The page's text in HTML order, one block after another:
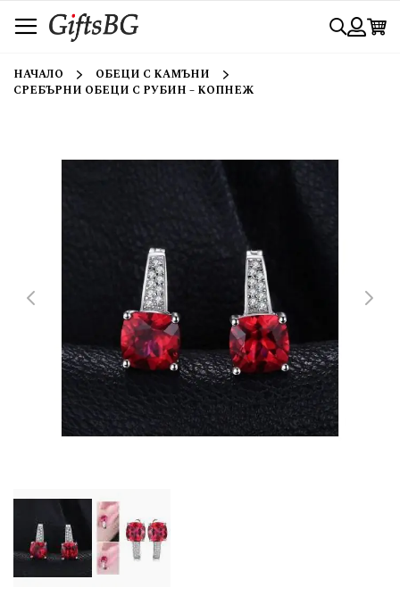
към
съдържанието
Търси
НАЧАЛО
ОБЕЦИ С КАМЪНИ
СРЕБЪРНИ ОБЕЦИ С РУБИН – КОПНЕЖ